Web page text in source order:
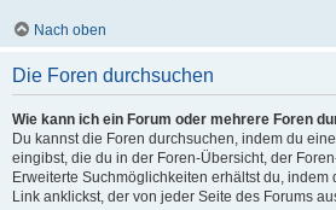
Nach oben
Die Foren durchsuchen
Wie kann ich ein Forum oder mehrere Foren
Du kannst die Foren durchsuchen, indem du
eingibst, die du in der Foren-Übersicht, der
Erweiterte Suchmöglichkeiten erhältst du, indem
Link anklickst, der von jeder Seite des Forums